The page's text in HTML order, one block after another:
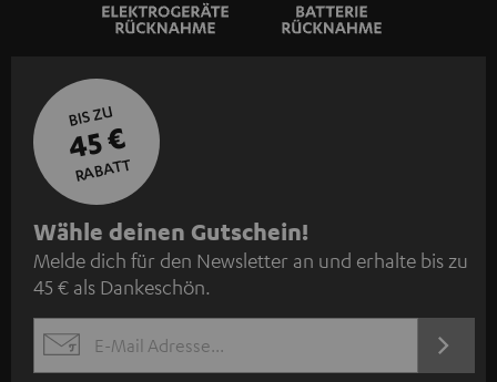
BIS ZU
45 €
RABATT
N
e
w
s
Wähle deinen Gutschein!
Melde dich für den Newsletter an und erhalte bis zu
45 € als Dankeschön.
EMAIL
JETZT